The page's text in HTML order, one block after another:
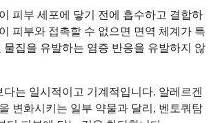
피부 세포에 닿기 전에 흡수하고 결합하
피부와 접촉할 수 없으면 면역 체계가 특
물집을 유발하는 염증 반응을 유발하지 않
는 일시적이고 기계적입니다. 알레르겐
변화시키는 일부 약물과 달리, 벤토쿼탐